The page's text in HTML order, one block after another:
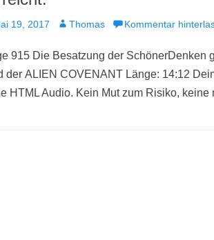
19, 2017 AutorThomas Kommentar
915 Die Besatzung der SchönerDenken
der ALIEN COVENANT Länge: 14:12
HTML Audio. Kein Mut zum Risiko, keine